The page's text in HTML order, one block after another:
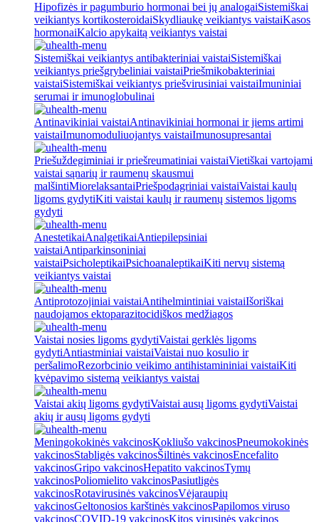
Hipofizės ir pagumburio hormonai bei jų analogaiSistemiškai
veikiantys kortikosteroidaiSkydliaukę veikiantys vaistaiKasos
hormonaiKalcio apykaitą veikiantys vaistai
Sistemiškai veikiantys antibakteriniai vaistaiSistemiškai
veikiantys priešgrybeliniai vaistaiPriešmikobakteriniai
vaistaiSistemiškai veikiantys priešvirusiniai vaistaiImuniniai
serumai ir imunoglobulinai
Antinavikiniai vaistaiAntinavikiniai hormonai ir jiems artimi
vaistaiImunomoduliuojantys vaistaiImunosupresantai
Priešuždegiminiai ir priešreumatiniai vaistaiVietiškai vartojami
vaistai sąnarių ir raumenų skausmui
malšintiMiorelaksantaiPriešpodagriniai vaistaiVaistai kaulų
ligoms gydytiKiti vaistai kaulų ir raumenų sistemos ligoms
gydyti
AnestetikaiAnalgetikaiAntiepilepsiniai
vaistaiAntiparkinsoniniai
vaistaiPsicholeptikaiPsichoanaleptikaiKiti nervų sistemą
veikiantys vaistai
Antiprotozojiniai vaistaiAntihelmintiniai vaistaiIšoriškai
naudojamos ektoparazitocidiškos medžiagos
Vaistai nosies ligoms gydytiVaistai gerklės ligoms
gydytiAntiastminiai vaistaiVaistai nuo kosulio ir
peršalimoRezorbcinio veikimo antihistamininiai vaistaiKiti
kvėpavimo sistemą veikiantys vaistai
Vaistai akių ligoms gydytiVaistai ausų ligoms gydytiVaistai
akių ir ausų ligoms gydyti
Meningokokinės vakcinosKokliušo vakcinosPneumokokinės
vakcinosStabligės vakcinosŠiltinės vakcinosEncefalito
vakcinosGripo vakcinosHepatito vakcinosTymų
vakcinosPoliomielito vakcinosPasiutligės
vakcinosRotavirusinės vakcinosVėjaraupių
vakcinosGeltonosios karštinės vakcinosPapilomos viruso
vakcinosCOVID-19 vakcinosKitos virusinės vakcinos